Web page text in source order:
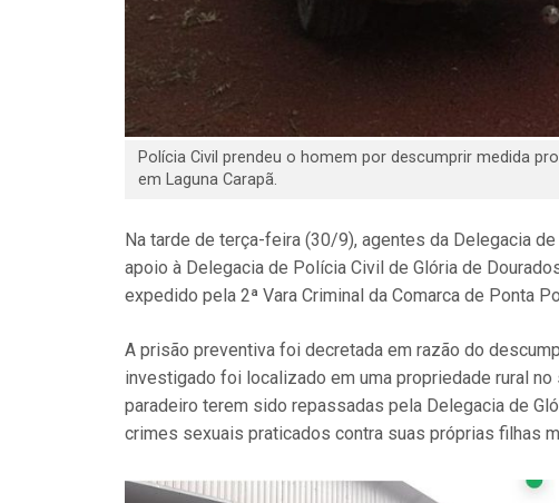
Polícia Civil prendeu o homem por descumprir medida
em Laguna Carapã.
Na tarde de terça-feira (30/9), agentes da Delegacia
apoio à Delegacia de Polícia Civil de Glória de
expedido pela 2ª Vara Criminal da Comarca de Ponta
A prisão preventiva foi decretada em razão do
investigado foi localizado em uma propriedade rural
paradeiro terem sido repassadas pela Delegacia de
crimes sexuais praticados contra suas próprias filhas